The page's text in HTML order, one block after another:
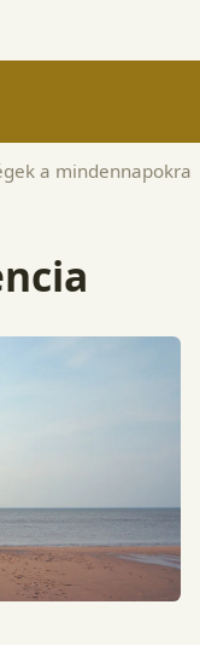
a mindennapokra